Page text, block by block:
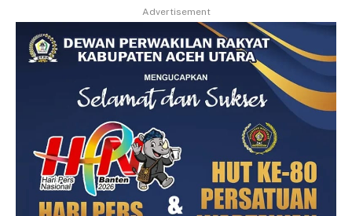
Advertisement